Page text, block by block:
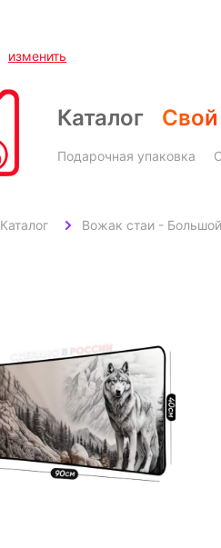
изменить
Каталог
Подарочная упаковка
Каталог Вожак стаи -